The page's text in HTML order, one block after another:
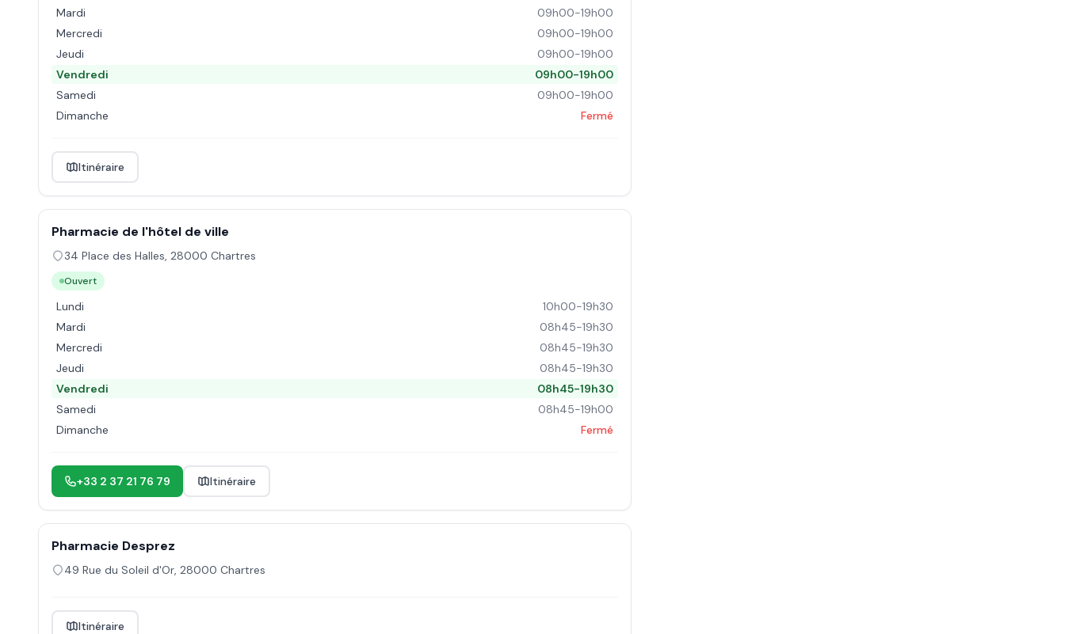
Mardi
09h00-19h00
Mercredi
09h00-19h00
Jeudi
09h00-19h00
Vendredi
09h00-19h00
Samedi
09h00-19h00
Dimanche
Fermé
Itinéraire
Pharmacie de l'hôtel de ville
34 Place des Halles, 28000 Chartres
Ouvert
Lundi
10h00-19h30
Mardi
08h45-19h30
Mercredi
08h45-19h30
Jeudi
08h45-19h30
Vendredi
08h45-19h30
Samedi
08h45-19h00
Dimanche
Fermé
+33 2 37 21 76 79 Itinéraire
Pharmacie Desprez
49 Rue du Soleil d'Or, 28000 Chartres
Itinéraire